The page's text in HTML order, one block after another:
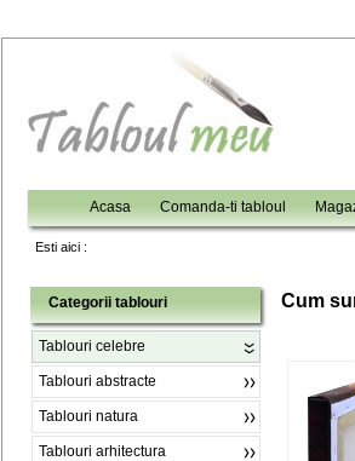
Acasa Comanda-ti tabloul
Esti aici :
Categorii tablouri
Tablouri celebre
Tablouri abstracte
Tablouri natura
Tablouri arhitectura
Cum